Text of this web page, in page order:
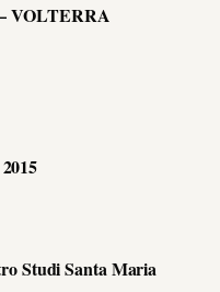
VOLTERRA
Studi Santa Maria